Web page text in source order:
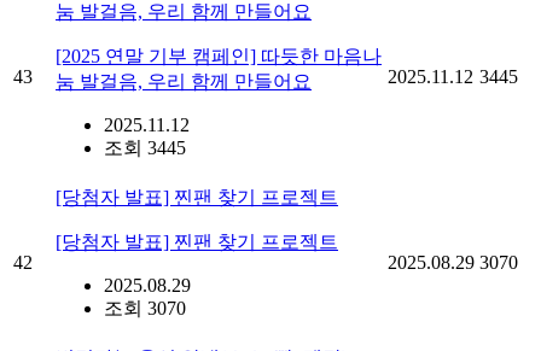
43
눔 발걸음, 우리 함께 만들어요
[2025 연말 기부 캠페인] 따듯한 마음나
눔 발걸음, 우리 함께 만들어요
2025.11.12
조회 3445
2025.11.12 3445
42
[당첨자 발표] 찐팬 찾기 프로젝트
[당첨자 발표] 찐팬 찾기 프로젝트
2025.08.29
조회 3070
2025.08.29 3070